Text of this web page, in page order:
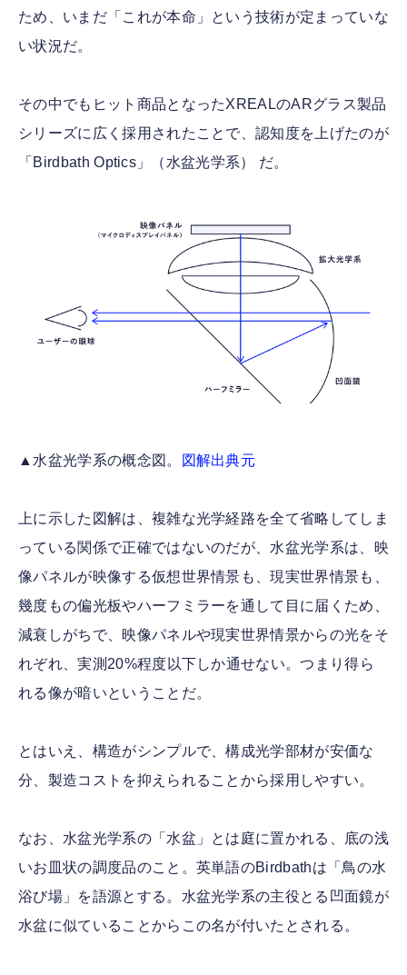
ため、いまだ「これが本命」という技術が定まっていな
い状況だ。
その中でもヒット商品となったXREALのARグラス製品
シリーズに広く採用されたことで、認知度を上げたのが
「Birdbath Optics」（水盆光学系） だ。
▲水盆光学系の概念図。 図解出典元
上に示した図解は、複雑な光学経路を全て省略してしま
っている関係で正確ではないのだが、水盆光学系は、映
像パネルが映像する仮想世界情景も、現実世界情景も、
幾度もの偏光板やハーフミラーを通して目に届くため、
減衰しがちで、映像パネルや現実世界情景からの光をそ
れぞれ、実測20%程度以下しか通せない。つまり得ら
れる像が暗いということだ。
とはいえ、構造がシンプルで、構成光学部材が安価な
分、製造コストを抑えられることから採用しやすい。
なお、水盆光学系の「水盆」とは庭に置かれる、底の浅
いお皿状の調度品のこと。英単語のBirdbathは「鳥の水
浴び場」を語源とする。水盆光学系の主役とる凹面鏡が
水盆に似ていることからこの名が付いたとされる。